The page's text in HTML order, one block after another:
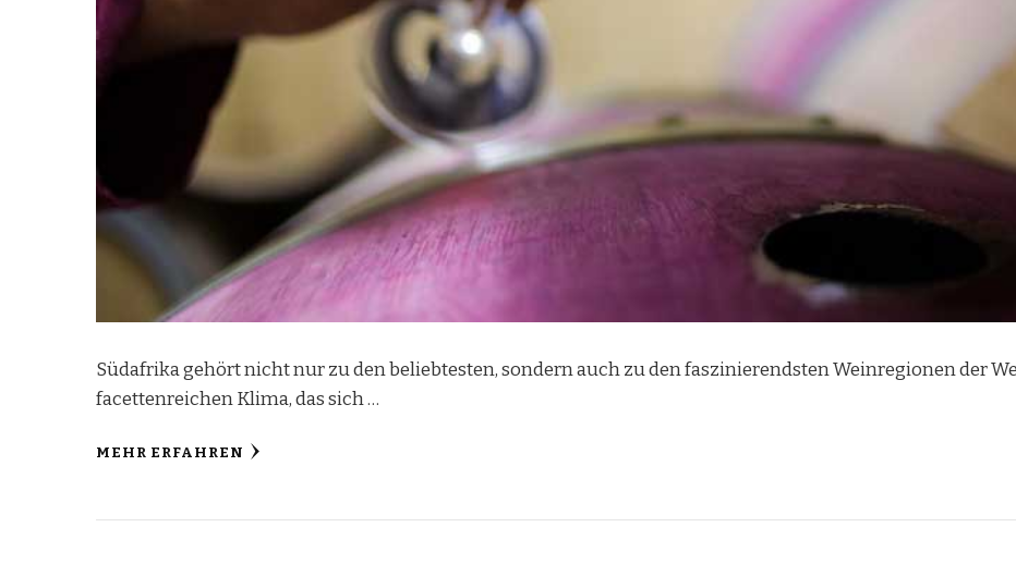
Südafrika gehört nicht nur zu den beliebtesten, sondern auch zu den faszinierendsten Weinregionen der
facettenreichen Klima, das sich …
MEHR ERFAHREN